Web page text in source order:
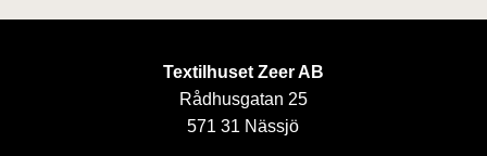
Textilhuset Zeer AB
Rådhusgatan 25
571 31 Nässjö